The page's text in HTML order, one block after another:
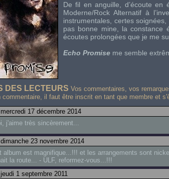
De fil en anguille, d’écoute en
Moderne/Rock Alternatif à
instrumentales, certes
pas bonne mine, la constance
écoutes prolongées que je me
Echo Promise me semble
DES LECTEURS Vos commentaires, vos
commentaire, il faut être inscrit en tant que membre et
mercredi 17 décembre 2014
j'aime très sincèrement...
dimanche 23 novembre 2014
album est magnifique...!!! et les arrangements sont
la route... - ULF, reformez-vous...!!!
jeudi 1 septembre 2011